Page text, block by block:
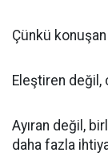
Çünkü
Eleştiren
Ayıran değil,
daha fazla